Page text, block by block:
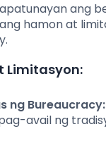
ang
hamon at
Limitasyon:
ng Bureaucracy:
avail ng